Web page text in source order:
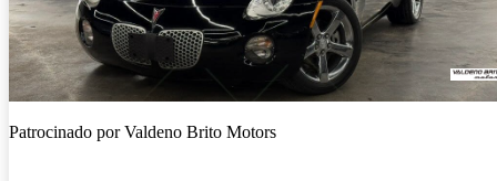
Patrocinado porValdeno Brito Motors